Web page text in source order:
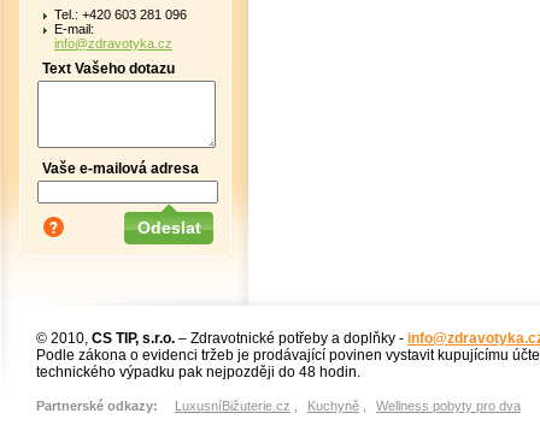
Tel.: +420 603 281 096
E-mail:
info@zdravotyka.cz
Text Vašeho dotazu
Vaše e-mailová adresa
© 2010, CS TIP, s.r.o. – Zdravotnické potřeby a doplňky -
Podle zákona o evidenci tržeb je prodávající povinen vystavit kupujícímu
technického výpadku pak nejpozději do 48 hodin.
Partnerské odkazy: LuxusníBižuterie.cz Kuchyně Wellness pobyty pro dva